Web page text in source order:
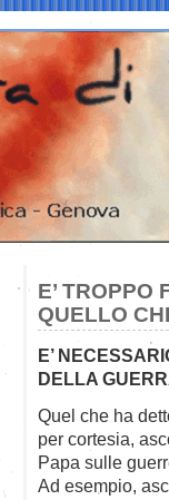
E’ TROPPO
QUELLO
E’
DELLA
Quel che ha
per cortesia,
Papa sulle
Ad esempio,